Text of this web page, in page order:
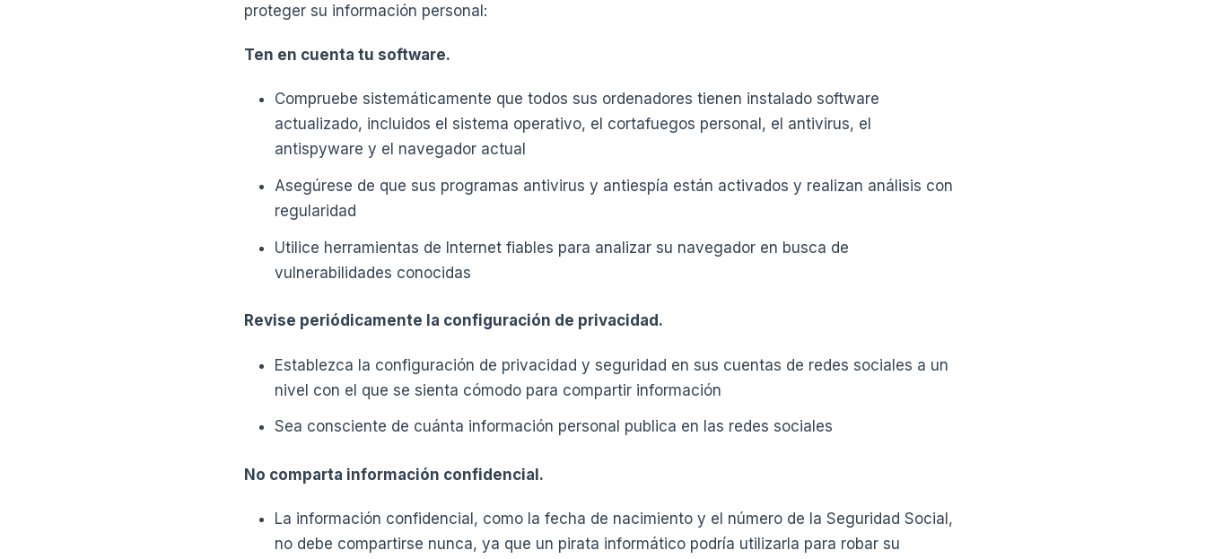
proteger su información personal:
Ten en cuenta tu software.
Compruebe sistemáticamente que todos sus ordenadores tienen instalado software
actualizado, incluidos el sistema operativo, el cortafuegos personal, el antivirus, el
antispyware y el navegador actual
Asegúrese de que sus programas antivirus y antiespía están activados y realizan análisis con
regularidad
Utilice herramientas de Internet fiables para analizar su navegador en busca de
vulnerabilidades conocidas
Revise periódicamente la configuración de privacidad.
Establezca la configuración de privacidad y seguridad en sus cuentas de redes sociales a un
nivel con el que se sienta cómodo para compartir información
Sea consciente de cuánta información personal publica en las redes sociales
No comparta información confidencial.
La información confidencial, como la fecha de nacimiento y el número de la Seguridad Social,
no debe compartirse nunca, ya que un pirata informático podría utilizarla para robar su